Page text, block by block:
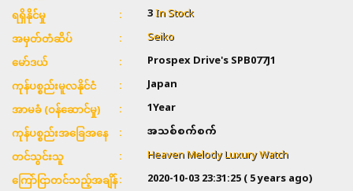
ရရှိနိုင်မှု 3In Stock
အမှတ်တံဆိပ် Seiko
မော်ဒယ် Prospex Drive's SPB077J1
ကုန်ပစ္စည်းမူလနိုင်ငံ Japan
အာမခံ (ဝန်ဆောင်မှု) 1Year
ကုန်ပစ္စည်းအခြေအနေ အသစ်စက်စက်
တင်သွင်းသူ Heaven Melody Luxury Watch
ကြော်ငြာတင်သည့်အချိန် 2020-10-03 23:31:25( 5 years ago)